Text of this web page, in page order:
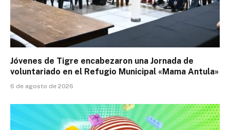
Jóvenes de Tigre encabezaron una Jornada de
voluntariado en el Refugio Municipal «Mama Antula»
6 de agosto de 2026